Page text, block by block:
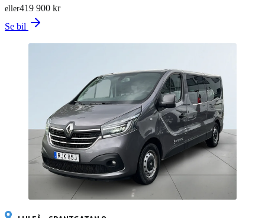
419 900 kr
eller
Se bil